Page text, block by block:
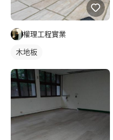
權理工程實業
木地板